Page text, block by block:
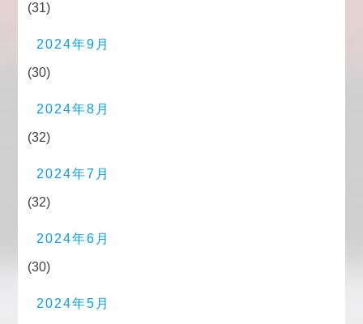
(31)
2024年9月
(30)
2024年8月
(32)
2024年7月
(32)
2024年6月
(30)
2024年5月